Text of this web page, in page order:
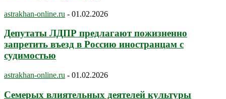
astrakhan-online.ru - 01.02.2026
Депутаты ЛДПР предлагают пожизненно
запретить въезд в Россию иностранцам с
судимостью
astrakhan-online.ru - 01.02.2026
Семерых влиятельных деятелей культуры